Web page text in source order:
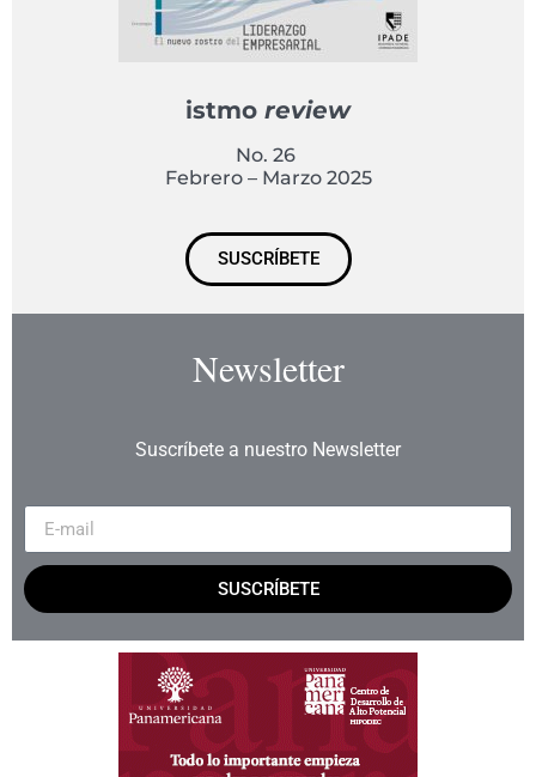
istmo review
No. 26
Febrero – Marzo 2025
SUSCRÍBETE
Newsletter
Suscríbete a nuestro Newsletter
SUSCRÍBETE